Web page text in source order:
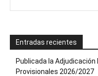
Entradas recientes
Publicada la
Provisionales 2026/2027